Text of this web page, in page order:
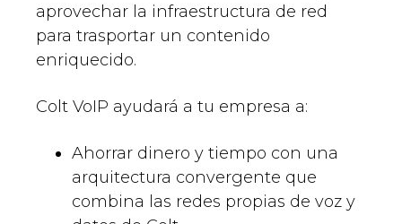
aprovechar la infraestructura de red
para trasportar un contenido
enriquecido.
Colt VoIP ayudará a tu empresa a:
Ahorrar dinero y tiempo con una
arquitectura convergente que
combina las redes propias de voz y